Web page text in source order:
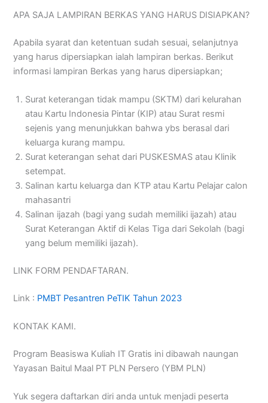
APA SAJA LAMPIRAN BERKAS YANG HARUS DISIAPKAN?
Apabila syarat dan ketentuan sudah sesuai, selanjutnya
yang harus dipersiapkan ialah lampiran berkas. Berikut
informasi lampiran Berkas yang harus dipersiapkan;
Surat keterangan tidak mampu (SKTM) dari kelurahan
atau Kartu Indonesia Pintar (KIP) atau Surat resmi
sejenis yang menunjukkan bahwa ybs berasal dari
keluarga kurang mampu.
Surat keterangan sehat dari PUSKESMAS atau Klinik
setempat.
Salinan kartu keluarga dan KTP atau Kartu Pelajar calon
mahasantri
Salinan ijazah (bagi yang sudah memiliki ijazah) atau
Surat Keterangan Aktif di Kelas Tiga dari Sekolah (bagi
yang belum memiliki ijazah).
LINK FORM PENDAFTARAN.
Link : PMBT Pesantren PeTIK Tahun 2023
KONTAK KAMI.
Program Beasiswa Kuliah IT Gratis ini dibawah naungan
Yayasan Baitul Maal PT PLN Persero (YBM PLN)
Yuk segera daftarkan diri anda untuk menjadi peserta